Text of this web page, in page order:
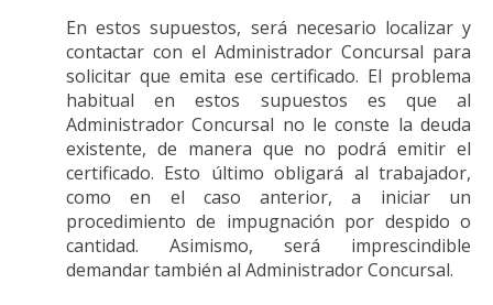
En estos supuestos, será necesario localizar y
contactar con el Administrador Concursal para
solicitar que emita ese certificado. El problema
habitual en estos supuestos es que al
Administrador Concursal no le conste la deuda
existente, de manera que no podrá emitir el
certificado. Esto último obligará al trabajador,
como en el caso anterior, a iniciar un
procedimiento de impugnación por despido o
cantidad. Asimismo, será imprescindible
demandar también al Administrador Concursal.